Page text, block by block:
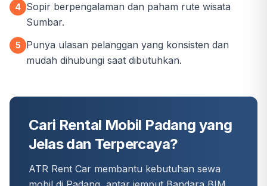
4 Sopir berpengalaman dan paham rute wisata
Sumbar.
5
Punya ulasan pelanggan yang konsisten dan
mudah dihubungi saat dibutuhkan.
Cari Rental Mobil Padang yang
Jelas dan Terpercaya?
ATR Rent Car membantu kebutuhan sewa